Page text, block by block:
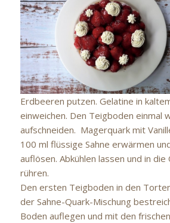
Erdbeeren putzen. Gelatine in
einweichen. Den Teigboden einmal
aufschneiden. Magerquark mit
100 ml flüssige Sahne erwärmen
auflösen. Abkühlen lassen und in die
rühren.
Den ersten Teigboden in den
der Sahne-Quark-Mischung
Boden auflegen und mit den